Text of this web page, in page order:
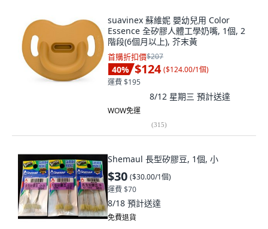
suavinex 蘇維妮 嬰幼兒用 Color
Essence 全矽膠人體工學奶嘴, 1個, 2
階段(6個月以上), 芥末黃
首購折扣價$207
40% $124 ($124.00/1個)
運費 $195
8/12 星期三 預計送達
WOW免運
(315)
Shemaul 長型矽膠豆, 1個, 小
$30 ($30.00/1個)
運費 $70
8/18 預計送達
免費退貨